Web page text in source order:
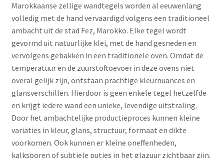
Marokkaanse zellige wandtegels worden al eeuwenlang
volledig met de hand vervaardigd volgens een traditioneel
ambacht uit de stad Fez, Marokko. Elke tegel wordt
gevormd uit natuurlijke klei, met de hand gesneden en
vervolgens gebakken in een traditionele oven. Omdat de
temperatuur en de zuurstoftoevoer in deze ovens niet
overal gelijk zijn, ontstaan prachtige kleurnuances en
glansverschillen. Hierdoor is geen enkele tegel hetzelfde
en krijgt iedere wand een unieke, levendige uitstraling.
Door het ambachtelijke productieproces kunnen kleine
variaties in kleur, glans, structuur, formaat en dikte
voorkomen. Ook kunnen er kleine oneffenheden,
kalksporen of subtiele putjes in het glazuur zichtbaar zijn.